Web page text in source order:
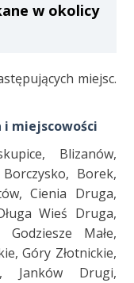
w okolicy
miejsc.
i miejscowości
Blizanów,
Borek,
Cienia Druga,
Wieś Druga,
Małe,
Góry Złotnickie,
Janków Drugi,